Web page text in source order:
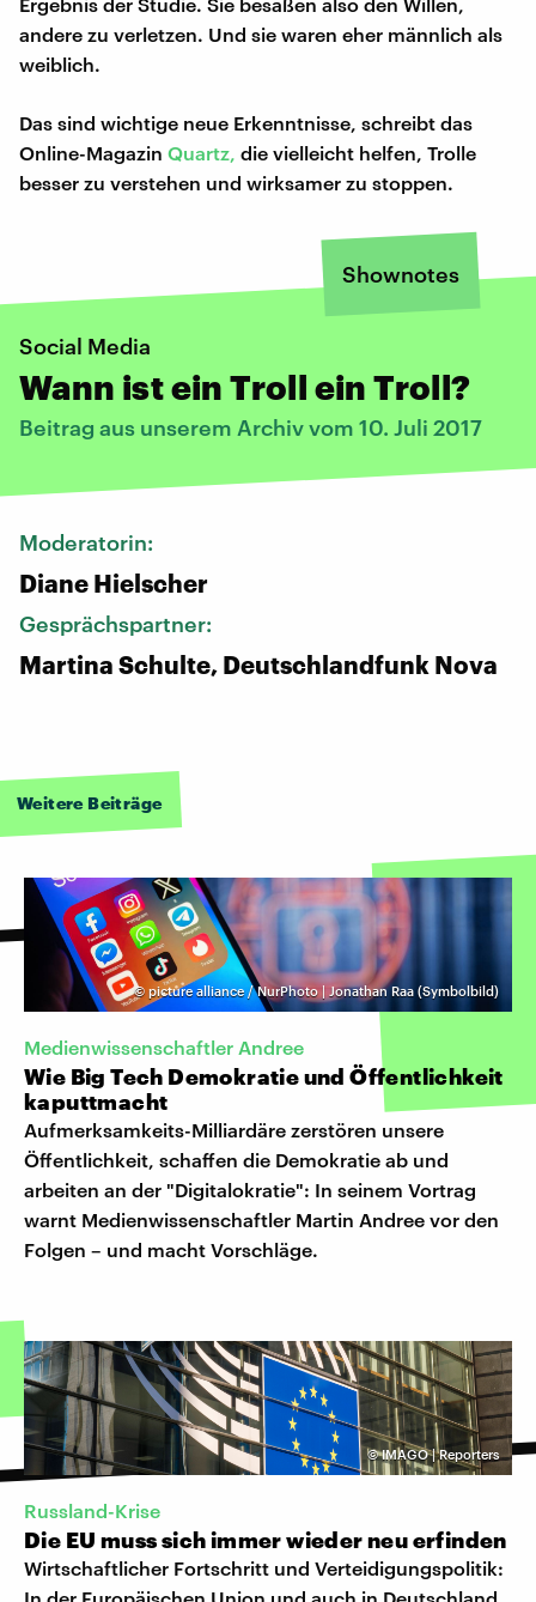
andere zu verletzen. Und sie waren eher männlich als
weiblich.
Das sind wichtige neue Erkenntnisse, schreibt das
Online-Magazin Quartz, die vielleicht helfen, Trolle
besser zu verstehen und wirksamer zu stoppen.
Shownotes
Social Media
Wann ist ein Troll ein Troll?
Beitrag aus unserem Archiv vom 10. Juli 2017
Moderatorin:
Diane Hielscher
Gesprächspartner:
Martina Schulte, Deutschlandfunk Nova
Weitere Beiträge
© picture alliance / NurPhoto | Jonathan Raa (Symbolbild)
Medienwissenschaftler Andree
Wie Big Tech Demokratie und Öffentlichkeit
kaputtmacht
Aufmerksamkeits-Milliardäre zerstören unsere
Öffentlichkeit, schaffen die Demokratie ab und
arbeiten an der "Digitalokratie": In seinem Vortrag
warnt Medienwissenschaftler Martin Andree vor den
Folgen – und macht Vorschläge.
©IMAGO | Reporters
Russland-Krise
Die EU muss sich immer wieder neu erfinden
Wirtschaftlicher Fortschritt und Verteidigungspolitik: